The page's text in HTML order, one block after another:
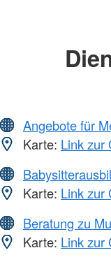
Angebote für
Karte: Link zur
Karte: Link zur
Beratung zu
Karte: Link zur